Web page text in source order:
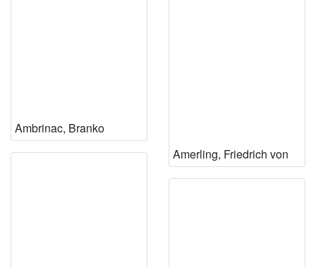
Ambrinac, Branko
Amerling, Friedrich von